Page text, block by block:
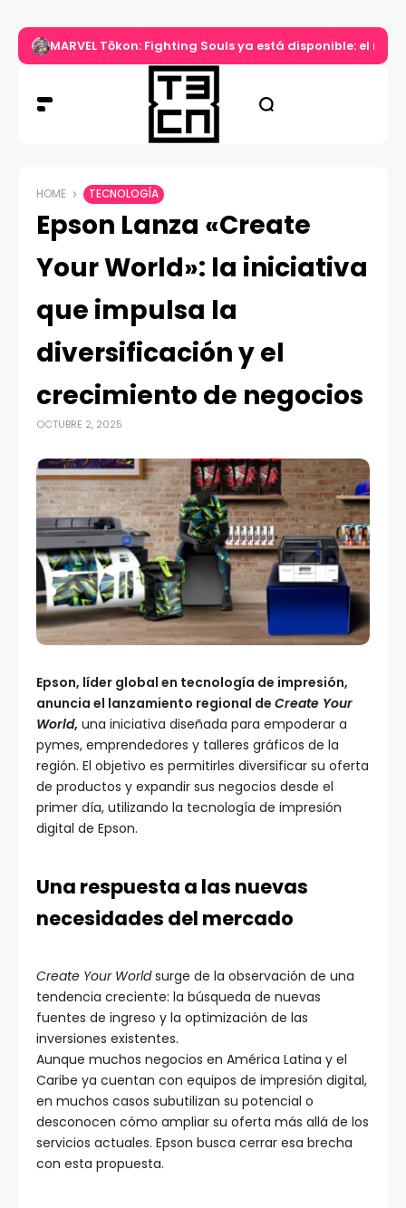
MARVEL Tōkon: Fighting Souls ya está disponible: el
HOME TECNOLOGÍA
Epson Lanza «Create
Your World»: la iniciativa
que impulsa la
diversificación y el
crecimiento de negocios
OCTUBRE 2, 2025
Epson, líder global en tecnología de impresión,
anuncia el lanzamiento regional de Create Your
World, una iniciativa diseñada para empoderar a
pymes, emprendedores y talleres gráficos de la
región. El objetivo es permitirles diversificar su oferta
de productos y expandir sus negocios desde el
primer día, utilizando la tecnología de impresión
digital de Epson.
Una respuesta a las nuevas
necesidades del mercado
Create Your Worldsurge de la observación de una
tendencia creciente: la búsqueda de nuevas
fuentes de ingreso y la optimización de las
inversiones existentes.
Aunque muchos negocios en América Latina y el
Caribe ya cuentan con equipos de impresión digital,
en muchos casos subutilizan su potencial o
desconocen cómo ampliar su oferta más allá de los
servicios actuales. Epson busca cerrar esa brecha
con esta propuesta.